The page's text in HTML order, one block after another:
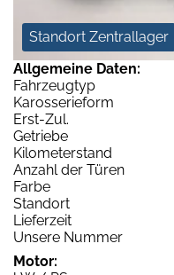
Standort Zentrallager
Allgemeine Daten:
Fahrzeugtyp
Karosserieform
Erst-Zul.
Getriebe
Kilometerstand
Anzahl der Türen
Farbe
Standort
Lieferzeit
Unsere Nummer
Motor: